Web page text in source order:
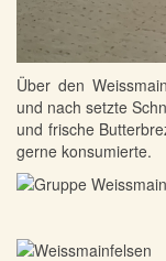
Über den
und nach setzte
und frische
gerne konsumierte.